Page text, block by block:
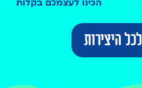
הכינו לעצמכם בקלות
לכל היצירות